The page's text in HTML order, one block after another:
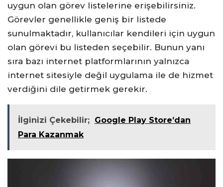
uygun olan görev listelerine erişebilirsiniz.
Görevler genellikle geniş bir listede
sunulmaktadır, kullanıcılar kendileri için uygun
olan görevi bu listeden seçebilir. Bunun yanı
sıra bazı internet platformlarının yalnızca
internet sitesiyle değil uygulama ile de hizmet
verdiğini dile getirmek gerekir.
İlginizi Çekebilir; Google Play Store’dan
Para Kazanmak